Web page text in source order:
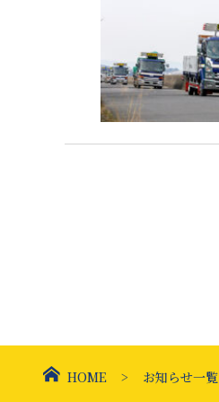
HOME お知らせ一覧